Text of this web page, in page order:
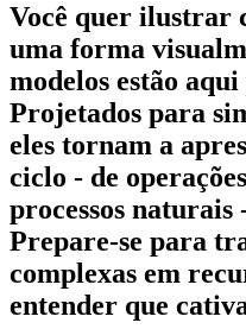
Você quer ilustrar
uma forma
modelos estão
Projetados para
eles tornam a
ciclo - de
processos
Prepare-se para
complexas em
entender que